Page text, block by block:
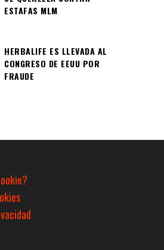
ESTAFAS MLM
HERBALIFE ES LLEVADA AL
CONGRESO DE EEUU POR
FRAUDE